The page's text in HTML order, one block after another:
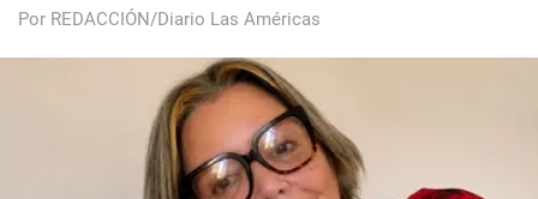
Por REDACCIÓN/Diario Las Américas